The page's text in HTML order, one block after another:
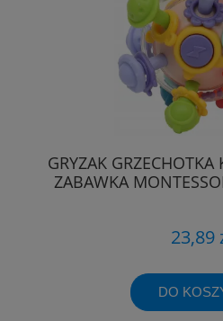
GRYZAK
ZABAWKA
23,89
DO